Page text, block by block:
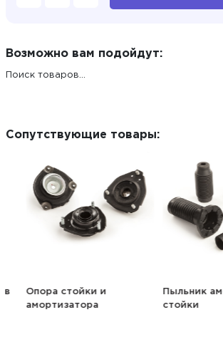
Возможно вам подойдут:
Поиск товаров...
Сопутствующие товары:
Опора стойки и
амортизатора
Пыльник
стойки